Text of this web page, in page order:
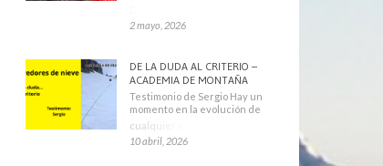
2 mayo, 2026
DE LA DUDA AL CRITERIO –
ACADEMIA DE MONTAÑA
Testimonio de Sergio Hay un
momento en la evolución de
cualquier montañero
10 abril, 2026